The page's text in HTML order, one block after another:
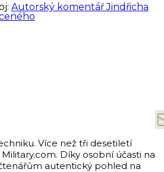
Autorský komentář Jindřicha
Více než tři desetiletí
Díky osobní účasti na
autentický pohled na